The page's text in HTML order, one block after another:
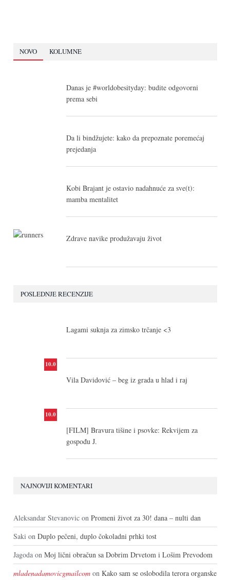
NOVO KOLUMNE
Danas je #worldobesityday: budite odgovorni
prema sebi
Da li bindžujete: kako da prepoznate poremećaj
prejedanja
Kobi Brajant je ostavio nadahnuće za sve(t):
mamba mentalitet
Zdrave navike produžavaju život
POSLEDNJE RECENZIJE
Lagami suknja za zimsko trčanje <3
10.0
Vila Davidović – beg iz grada u hlad i raj
10.0
[FILM] Bravura tišine i psovke: Rekvijem za
gospođu J.
NAJNOVIJI KOMENTARI
Aleksandar Stevanovic on Promeni život za 30! dana – nulti dan
Saki on Duplo pečeni, duplo čokoladni prhki tost
Jagoda on Moj lični obračun sa Dobrim Drvetom i Lošim Prevodom
mladenadamovicgmailcom on Kako sam se oslobodila terora organske